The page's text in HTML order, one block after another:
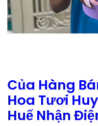
Của Hàng
Hoa Tươi
Huế Nhận